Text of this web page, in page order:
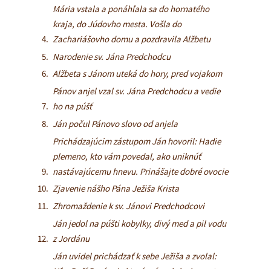
Mária vstala a ponáhľala sa do hornatého
kraja, do Júdovho mesta. Vošla do
Zachariášovho domu a pozdravila Alžbetu
Narodenie sv. Jána Predchodcu
Alžbeta s Jánom uteká do hory, pred vojakom
Pánov anjel vzal sv. Jána Predchodcu a vedie
ho na púšť
Ján počul Pánovo slovo od anjela
Prichádzajúcim zástupom Ján hovoril: Hadie
plemeno, kto vám povedal, ako uniknúť
nastávajúcemu hnevu. Prinášajte dobré ovocie
Zjavenie nášho Pána Ježiša Krista
Zhromaždenie k sv. Jánovi Predchodcovi
Ján jedol na púšti kobylky, divý med a pil vodu
z Jordánu
Ján uvidel prichádzať k sebe Ježiša a zvolal: